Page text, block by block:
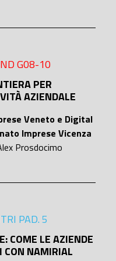
G08-10
PER
AZIENDALE
Veneto e Digital
Imprese Vicenza
Prosdocimo
PAD. 5
COME LE AZIENDE
CON NAMIRIAL